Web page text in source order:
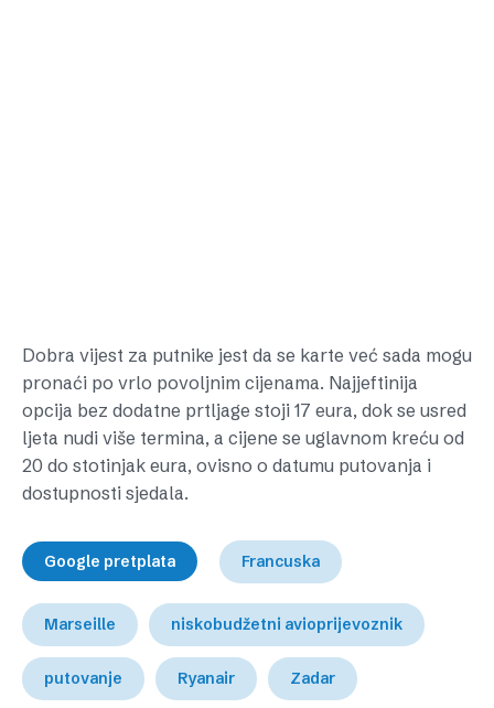
Dobra vijest za putnike jest da se karte već sada mogu
pronaći po vrlo povoljnim cijenama. Najjeftinija
opcija bez dodatne prtljage stoji 17 eura, dok se usred
ljeta nudi više termina, a cijene se uglavnom kreću od
20 do stotinjak eura, ovisno o datumu putovanja i
dostupnosti sjedala.
Google pretplata Francuska
Marseille niskobudžetni avioprijevoznik
putovanje Ryanair Zadar